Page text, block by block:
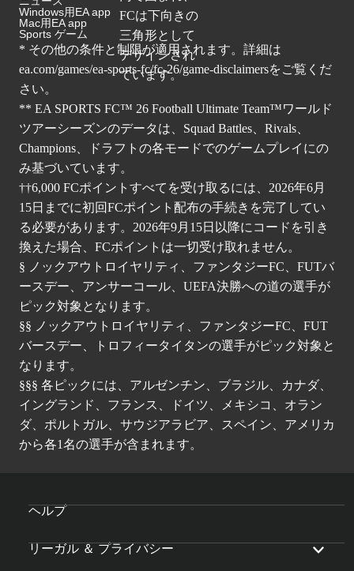
Windows用EA app
Mac用EA app
Sports ゲーム
* その他の条件と制限が適用されます。詳細は
ea.com/games/ea-sports-fc/fc-26/game-disclaimersをご覧くだ
さい。
** EA SPORTS FC™ 26 Football Ultimate Team™ワールド
ツアーシーズンのデータは、Squad Battles、Rivals、
Champions、ドラフトの各モードでのゲームプレイにの
み基づいています。
††6,000 FCポイントすべてを受け取るには、2026年6月
15日までに初回FCポイント配布の手続きを完了してい
る必要があります。2026年9月15日以降にコードを引き
換えた場合、FCポイントは一切受け取れません。
§ ノックアウトロイヤリティ、ファンタジーFC、FUTバ
ースデー、アンサーコール、UEFA決勝への道の選手が
ピック対象となります。
§§ ノックアウトロイヤリティ、ファンタジーFC、FUT
バースデー、トロフィータイタンの選手がピック対象と
なります。
§§§ 各ピックには、アルゼンチン、ブラジル、カナダ、
イングランド、フランス、ドイツ、メキシコ、オラン
ダ、ポルトガル、サウジアラビア、スペイン、アメリカ
から各1名の選手が含まれます。
ヘルプ
リーガル ＆ プライバシー